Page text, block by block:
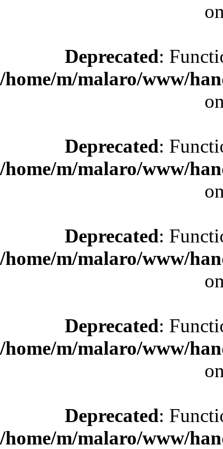
Deprecated:
/home/m/malaro/www/
Deprecated:
/home/m/malaro/www/
Deprecated:
/home/m/malaro/www/
Deprecated:
/home/m/malaro/www/
Deprecated:
/home/m/malaro/www/